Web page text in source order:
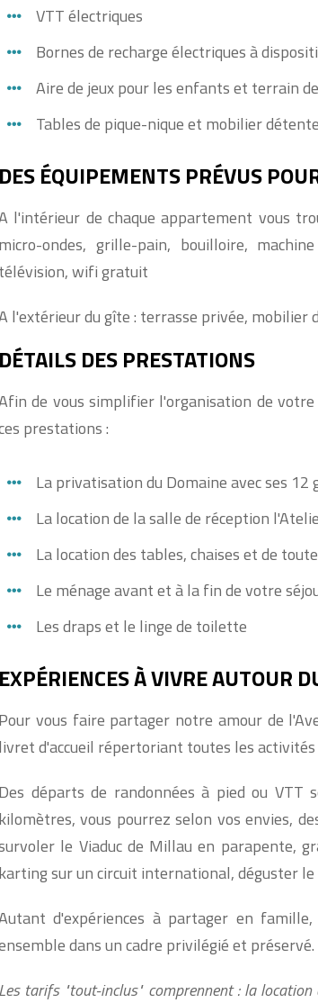
VTT électriques
Bornes de recharge électriques à
Aire de jeux pour les enfants et terrain
Tables de pique-nique et mobilier détente
DES ÉQUIPEMENTS PRÉVUS
l'intérieur de chaque appartement vous
micro-ondes, grille-pain, bouilloire,
télévision, wifi gratuit
l'extérieur du gîte : terrasse privée, mobilier
DÉTAILS DES PRESTATIONS
de vous simplifier l'organisation de
prestations :
La privatisation du Domaine avec ses
La location de la salle de réception
La location des tables, chaises et de
Le ménage avant et à la fin de votre
Les draps et le linge de toilette
EXPÉRIENCES À VIVRE AUTOUR
Pour vous faire partager notre amour de
livret d'accueil répertoriant toutes les
Des départs de randonnées à pied ou VTT
kilomètres, vous pourrez selon vos envies,
le Viaduc de Millau en parapente,
karting sur un circuit international, déguster
d'expériences à partager en
dans un cadre privilégié et préservé.
Les tarifs "tout-inclus" comprennent : la